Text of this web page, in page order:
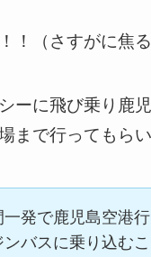
！（さすがに焦る
ーに飛び乗り鹿
まで行ってもらい
一発で鹿児島空港
ンバスに乗り込む